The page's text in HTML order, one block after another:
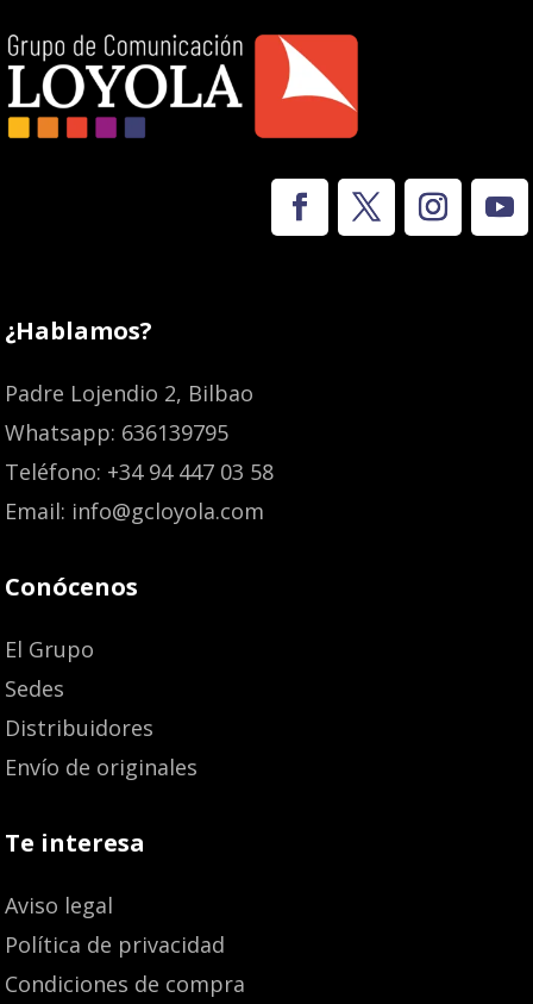
¿Hablamos?
Padre Lojendio 2, Bilbao
Whatsapp: 636139795
Teléfono: +34 94 447 03 58
Email: info@gcloyola.com
Conócenos
El Grupo
Sedes
Distribuidores
Envío de originales
Te interesa
Aviso legal
Política de privacidad
Condiciones de compra